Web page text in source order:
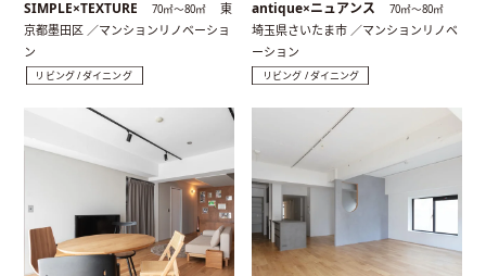
SIMPLE×TEXTURE 70㎡〜80㎡
東
京都墨田区 ／マンションリノベーショ
ン
リビング / ダイニング
antique×ニュアンス 70㎡〜80㎡
埼玉県さいたま市 ／マンションリノベ
ーション
リビング / ダイニング